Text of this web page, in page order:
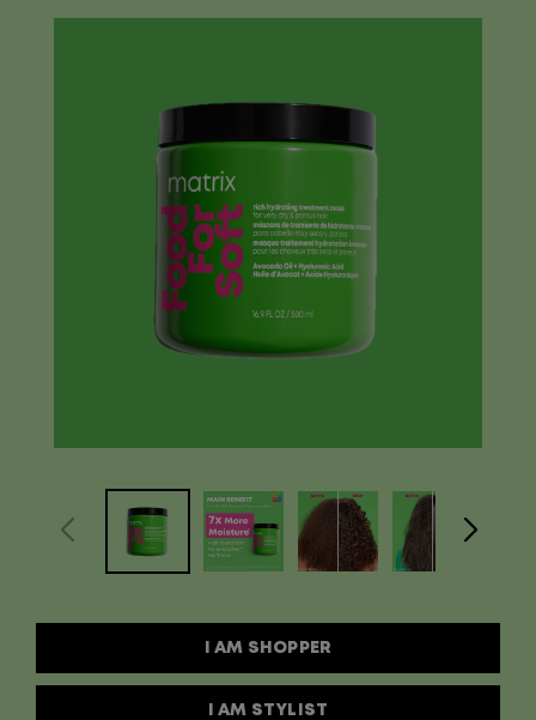
I AM SHOPPER
I AM STYLIST